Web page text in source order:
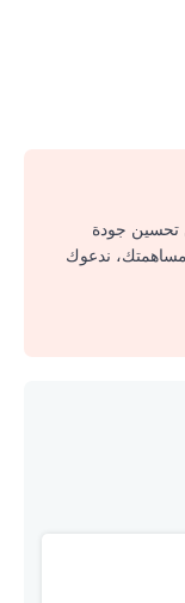
تحسين جودة
مساهمتك، ندعوك